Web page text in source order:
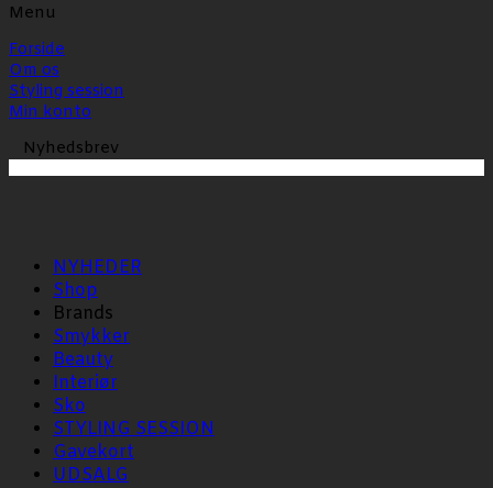
Menu
Forside
Om os
Styling session
Min konto
Nyhedsbrev
NYHEDER
Shop
Brands
Smykker
Beauty
Interiør
Sko
STYLING SESSION
Gavekort
UDSALG